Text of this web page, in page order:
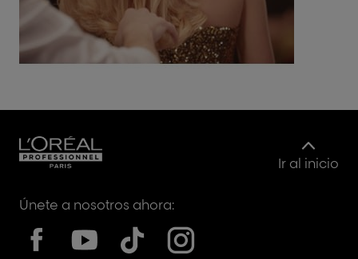
Ir al inicio
Únete a nosotros ahora: